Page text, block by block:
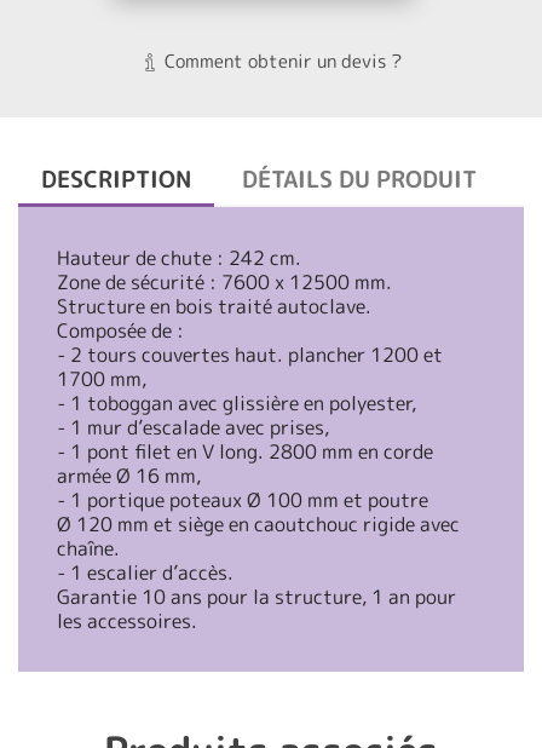
Comment obtenir un devis ?
DESCRIPTION DÉTAILS DU PRODUIT
Hauteur de chute : 242 cm.
Zone de sécurité : 7600 x 12500 mm.
Structure en bois traité autoclave.
Composée de :
- 2 tours couvertes haut. plancher 1200 et
1700 mm,
- 1 toboggan avec glissière en polyester,
- 1 mur d’escalade avec prises,
- 1 pont filet en V long. 2800 mm en corde
armée Ø 16 mm,
- 1 portique poteaux Ø 100 mm et poutre
Ø 120 mm et siège en caoutchouc rigide avec
chaîne.
- 1 escalier d’accès.
Garantie 10 ans pour la structure, 1 an pour
les accessoires.